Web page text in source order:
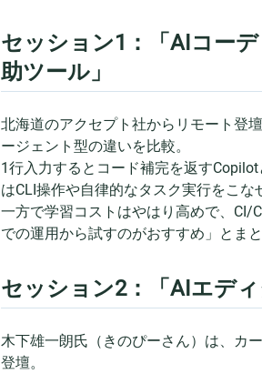
セッション1：「AIコー
助ツール」
北海道のアクセプト社からリモート登
ージェント型の違いを比較。
1行入力するとコード補完を返す
はCLI操作や自律的なタスク実行をこな
一方で学習コストはやはり高めで、CI/
での運用から試すのがおすすめ」とま
セッション2：「AIエデ
木下雄一朗氏（きのぴーさん）は、カ
登壇。